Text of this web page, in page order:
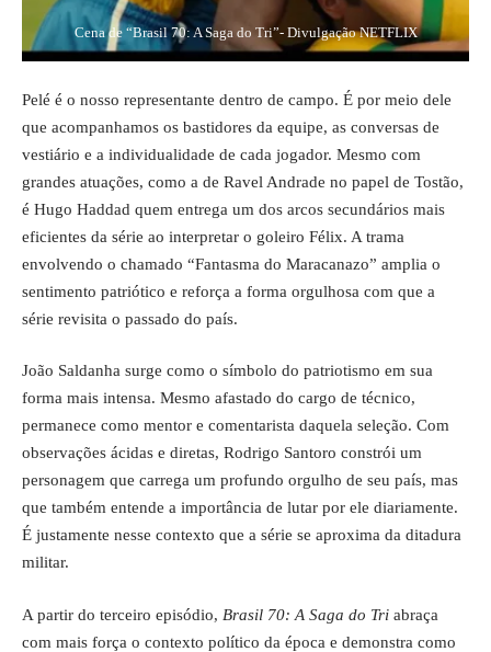
Cena de “Brasil 70: A Saga do Tri”- Divulgação NETFLIX
Pelé é o nosso representante dentro de campo. É por meio dele
que acompanhamos os bastidores da equipe, as conversas de
vestiário e a individualidade de cada jogador. Mesmo com
grandes atuações, como a de Ravel Andrade no papel de Tostão,
é Hugo Haddad quem entrega um dos arcos secundários mais
eficientes da série ao interpretar o goleiro Félix. A trama
envolvendo o chamado “Fantasma do Maracanazo” amplia o
sentimento patriótico e reforça a forma orgulhosa com que a
série revisita o passado do país.
João Saldanha surge como o símbolo do patriotismo em sua
forma mais intensa. Mesmo afastado do cargo de técnico,
permanece como mentor e comentarista daquela seleção. Com
observações ácidas e diretas, Rodrigo Santoro constrói um
personagem que carrega um profundo orgulho de seu país, mas
que também entende a importância de lutar por ele diariamente.
É justamente nesse contexto que a série se aproxima da ditadura
militar.
A partir do terceiro episódio, Brasil 70: A Saga do Tri abraça
com mais força o contexto político da época e demonstra como